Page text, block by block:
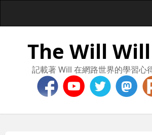
The Will
記載著 Will 在網路世界的學習心